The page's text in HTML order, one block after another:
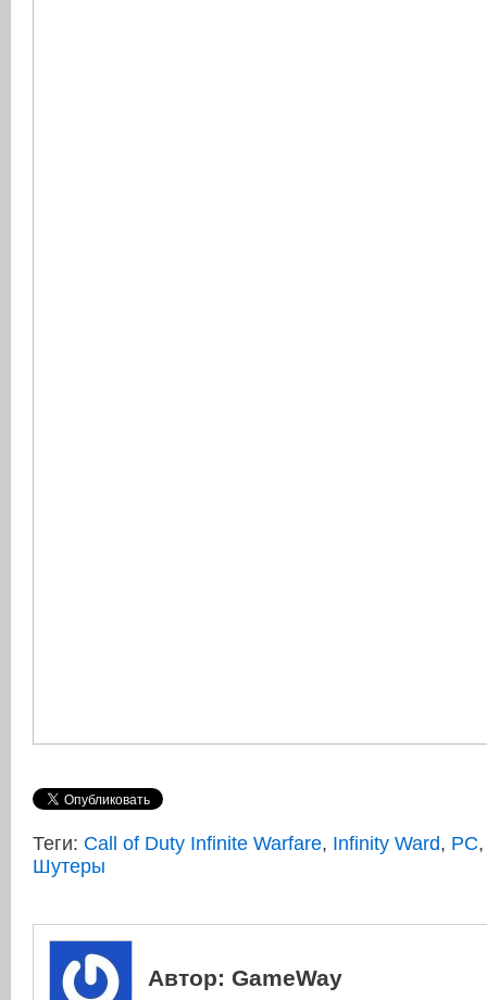
Теги: Call of Duty Infinite Warfare, Infinity Ward, PC
Шутеры
Автор: GameWay